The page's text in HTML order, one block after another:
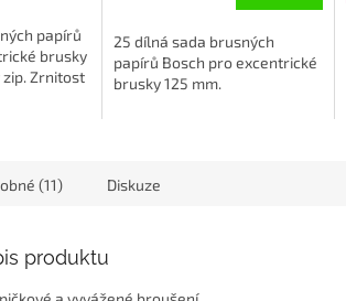
papírů
brusky
zip. Zrnitost
25 dílná sada brusných
papírů Bosch pro excentrické
brusky 125 mm.
(11) Diskuze
produktu